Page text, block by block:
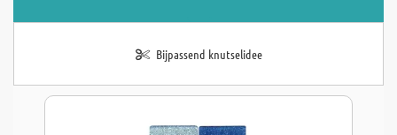
Bijpassend knutselidee